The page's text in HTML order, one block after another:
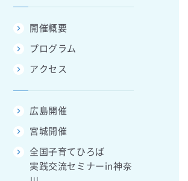
開催概要
プログラム
アクセス
広島開催
宮城開催
全国子育てひろば
実践交流セミナーin神奈